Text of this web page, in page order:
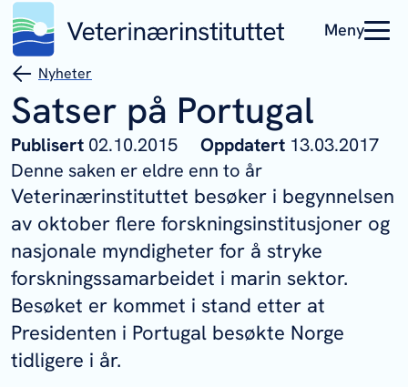
Meny
Nyheter
Satser på Portugal
Publisert 02.10.2015 Oppdatert 13.03.2017
Denne saken er eldre enn to år
Veterinærinstituttet besøker i begynnelsen
av oktober flere forskningsinstitusjoner og
nasjonale myndigheter for å stryke
forskningssamarbeidet i marin sektor.
Besøket er kommet i stand etter at
Presidenten i Portugal besøkte Norge
tidligere i år.